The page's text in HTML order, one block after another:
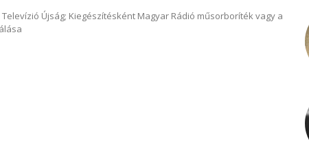
Televízió Újság; Kiegészítésként Magyar Rádió műsorboríték vagy a